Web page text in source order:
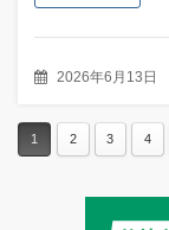
2026年6月13日
1 2 3 4